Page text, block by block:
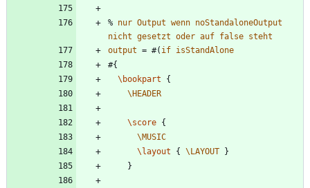
% nur Output wenn noStandaloneOutput
nicht gesetzt oder auf false steht
output = #( if isStandAlone
#{
\bookpart
{
\HEADER
\score {
\MUSIC
\layout
{ \LAYOUT }
}